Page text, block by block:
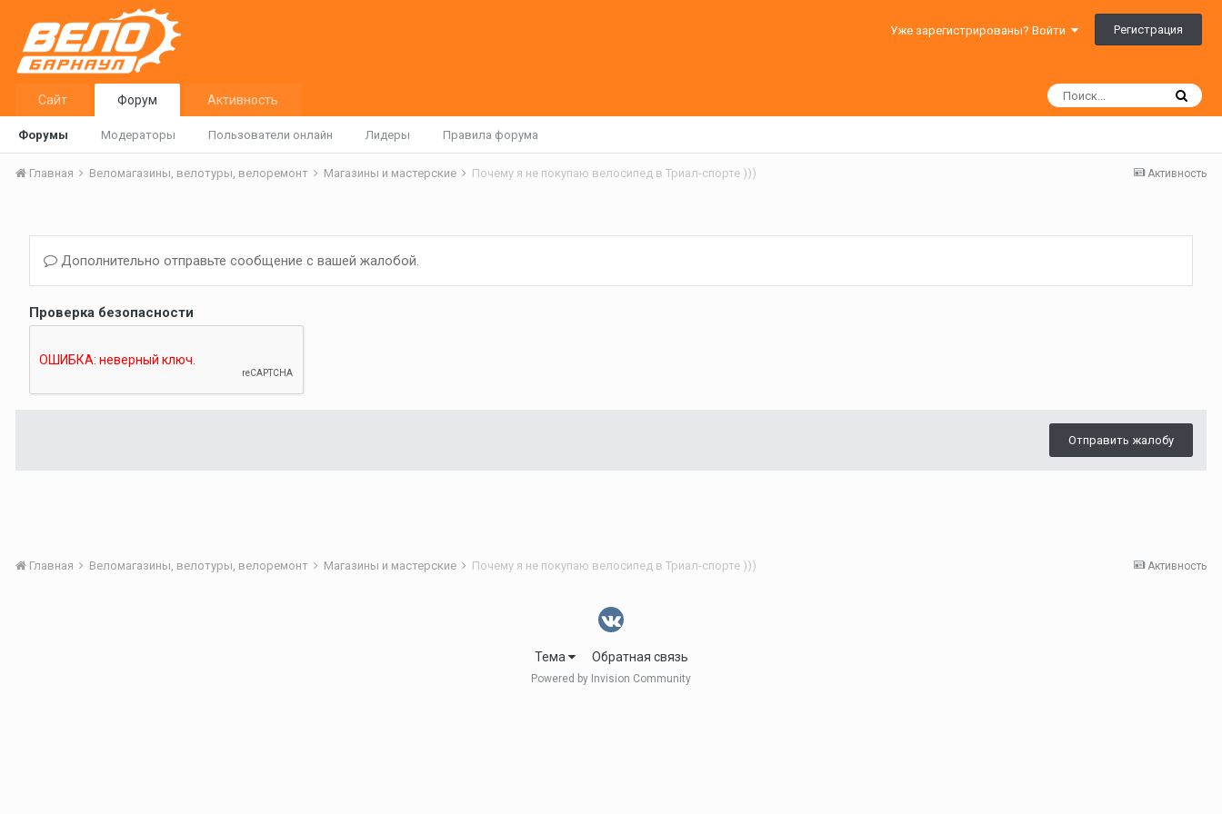
Уже зарегистрированы? Войти Регистрация
Сайт Форум
Форумы Модераторы Пользователи онлайн Лидеры Правила форума
Активность
Активность
Главная Веломагазины, велотуры, велоремонт Магазины и мастерские Почему я не покупаю велосипед в Триал-спорте )))
Дополнительно отправьте сообщение с вашей жалобой.
Проверка безопасности
Отправить жалобу
Активность
Главная Веломагазины, велотуры, велоремонт Магазины и мастерские Почему я не покупаю велосипед в Триал-спорте )))
Тема Обратная связь
Powered by Invision Community